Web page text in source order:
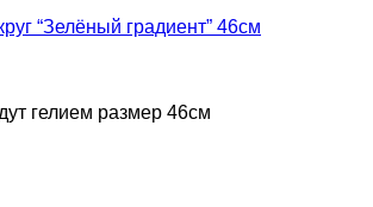
“Зелёный градиент” 46см
гелием размер 46см